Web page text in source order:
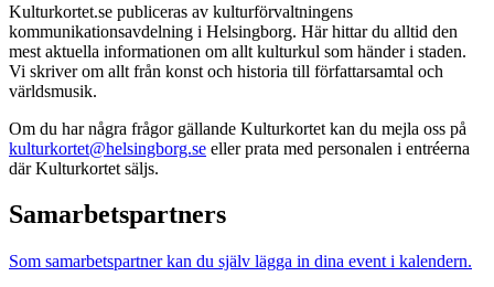
Kulturkortet.se publiceras av kulturförvaltningens
kommunikationsavdelning i Helsingborg. Här hittar du alltid den
mest aktuella informationen om allt kulturkul som händer i staden.
Vi skriver om allt från konst och historia till författarsamtal och
världsmusik.
Om du har några frågor gällande Kulturkortet kan du mejla oss på
kulturkortet@helsingborg.se eller prata med personalen i entréerna
där Kulturkortet säljs.
Samarbetspartners
Som samarbetspartner kan du själv lägga in dina event i kalendern.